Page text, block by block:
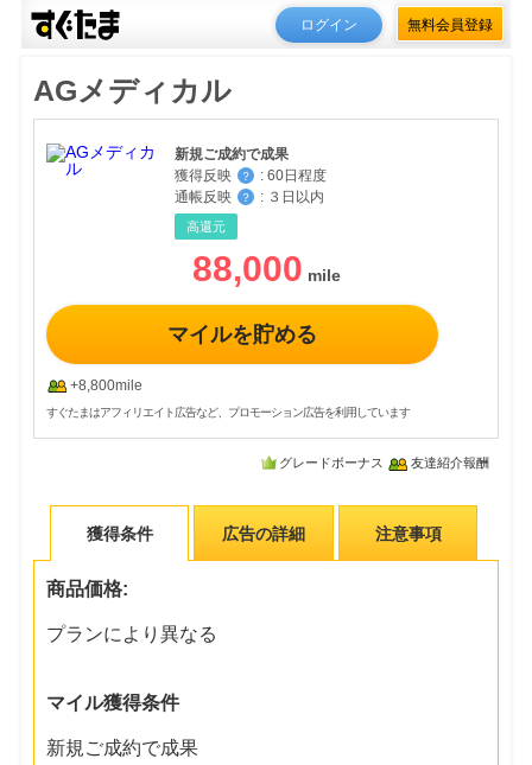
ログイン 無料会員登録
AGメディカル
新規ご成約で成果
獲得反映
？ : 60日程度
通帳反映
？ : ３日以内
高還元
88,000
マイルを貯める
+8,800mile
すぐたまはアフィリエイト広告など、プロモーション広告を利用しています
グレードボーナス 友達紹介報酬
獲得条件 広告の詳細 注意事項
商品価格:
プランにより異なる
マイル獲得条件
新規ご成約で成果